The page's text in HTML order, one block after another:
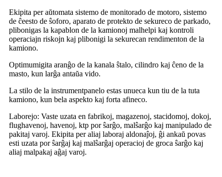
Ekipita per aŭtomata sistemo de monitorado de motoro, sistemo
de ĉeesto de ŝoforo, aparato de protekto de sekureco de parkado,
plibonigas la kapablon de la kamionoj malhelpi kaj kontroli
operaciajn riskojn kaj plibonigi la sekurecan rendimenton de la
kamiono.
Optimumigita aranĝo de la kanala ŝtalo, cilindro kaj ĉeno de la
masto, kun larĝa antaŭa vido.
La stilo de la instrumentpanelo estas unueca kun tiu de la tuta
kamiono, kun bela aspekto kaj forta afineco.
Laborejo: Vaste uzata en fabrikoj, magazenoj, stacidomoj, dokoj,
flughavenoj, havenoj, ktp por ŝarĝo, malŝarĝo kaj manipulado de
pakitaj varoj. Ekipita per aliaj laboraj aldonaĵoj, ĝi ankaŭ povas
esti uzata por ŝarĝaj kaj malŝarĝaj operacioj de groca ŝarĝo kaj
aliaj malpakaj aĝaj varoj.